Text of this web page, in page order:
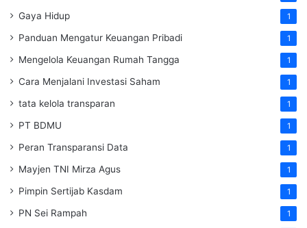
Gaya Hidup 1
Panduan Mengatur Keuangan Pribadi 1
Mengelola Keuangan Rumah Tangga 1
Cara Menjalani Investasi Saham 1
tata kelola transparan 1
PT BDMU 1
Peran Transparansi Data 1
Mayjen TNI Mirza Agus 1
Pimpin Sertijab Kasdam 1
PN Sei Rampah 1